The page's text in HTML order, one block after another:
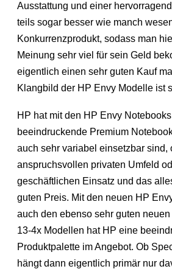
Ausstattung und einer
teils sogar besser wie manch
Konkurrenzprodukt, sodass man
Meinung sehr viel für sein Geld
eigentlich einen sehr guten Kauf
Klangbild der HP Envy Modelle ist
HP hat mit den HP Envy
beeindruckende Premium
auch sehr variabel einsetzbar sind,
anspruchsvollen privaten Umfeld
geschäftlichen Einsatz und das
guten Preis. Mit den neuen HP
auch den ebenso sehr guten
13-4x Modellen hat HP eine
Produktpalette im Angebot. Ob
hängt dann eigentlich primär nur